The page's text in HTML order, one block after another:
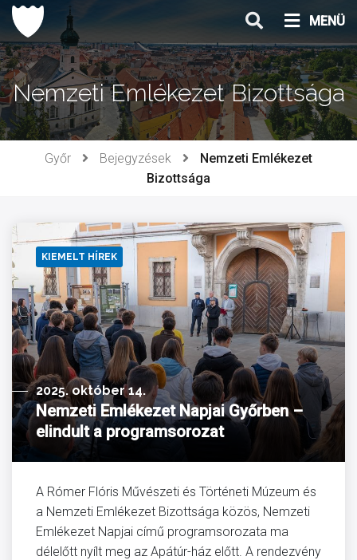
Ugrás
tartalomhoz
MENÜ
Nemzeti Emlékezet Bizottsága
Győr Bejegyzések
Nemzeti Emlékezet
Bizottsága
KIEMELT HÍREK
2025. október 14.
Nemzeti Emlékezet Napjai Győrben –
elindult a programsorozat
A Rómer Flóris Művészeti és Történeti Múzeum és
a Nemzeti Emlékezet Bizottsága közös, Nemzeti
Emlékezet Napjai című programsorozata ma
délelőtt nyílt meg az Apátúr-ház előtt. A rendezvény